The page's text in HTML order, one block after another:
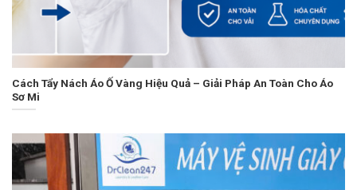
Cách Tẩy Nách Áo Ố Vàng Hiệu Quả – Giải Pháp An Toàn Cho Áo
Sơ Mi